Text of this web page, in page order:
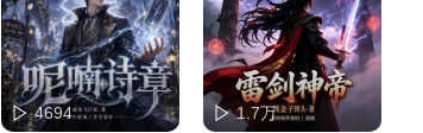
4694 1.7万